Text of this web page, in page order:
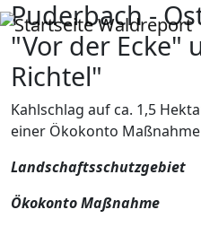
Direkt zum Inhalt
Waldreport
Puderbach -
"Vor der Ecke"
Richtel"
Kahlschlag auf ca. 1,5
einer Ökokonto
Landschaftsschutzgebiet
Ökokonto Maßnahme